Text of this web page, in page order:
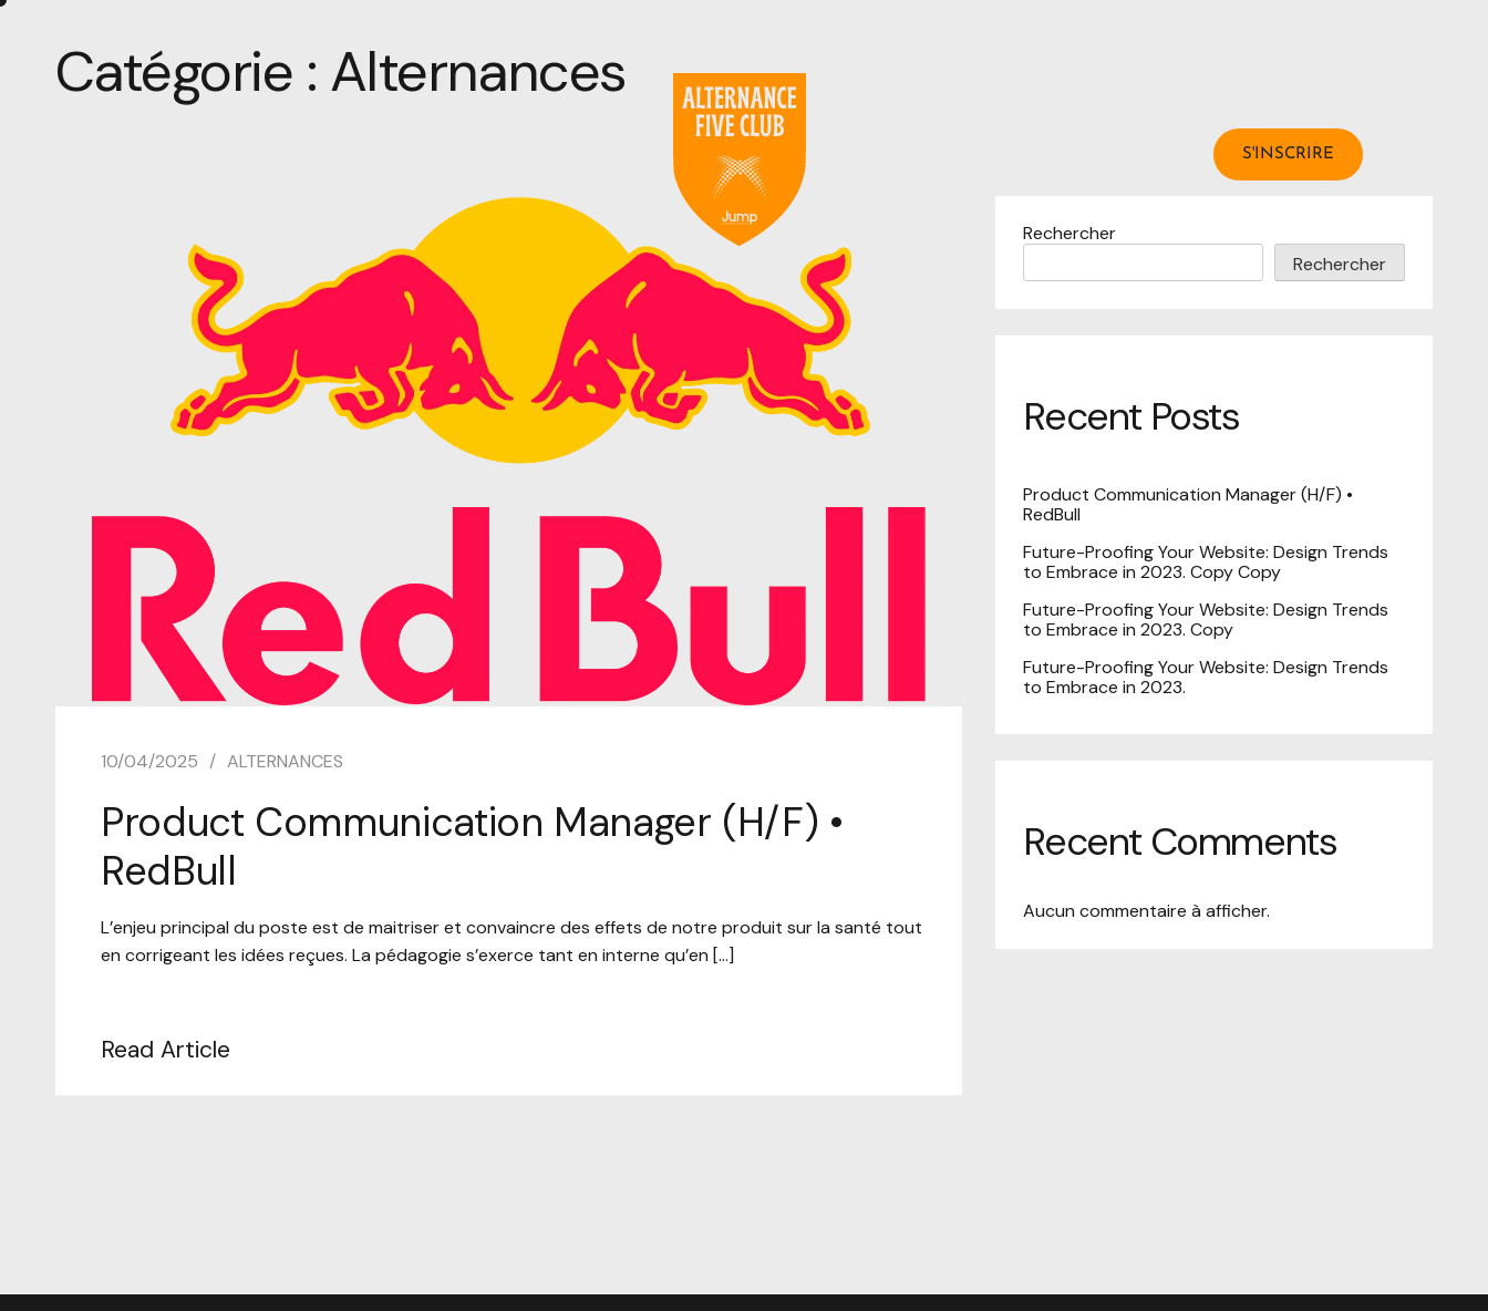
S'INSCRIRE
Catégorie : Alternances
10/04/2025 ALTERNANCES
Product Communication Manager (H/F) •
RedBull
L’enjeu principal du poste est de maitriser et convaincre des effets de notre produit sur la santé tout
en corrigeant les idées reçues. La pédagogie s’exerce tant en interne qu’en […]
Read Article
Rechercher
Rechercher
Recent Posts
Product Communication Manager (H/F) •
RedBull
Future-Proofing Your Website: Design Trends
to Embrace in 2023. Copy Copy
Future-Proofing Your Website: Design Trends
to Embrace in 2023. Copy
Future-Proofing Your Website: Design Trends
to Embrace in 2023.
Recent Comments
Aucun commentaire à afficher.